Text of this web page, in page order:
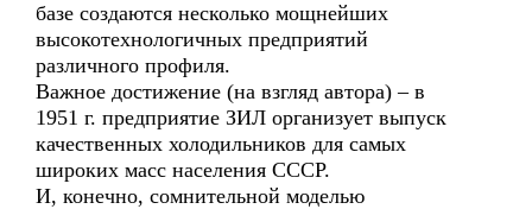
базе создаются несколько мощнейших
высокотехнологичных предприятий
различного профиля.
Важное достижение (на взгляд автора) – в
1951 г. предприятие ЗИЛ организует выпуск
качественных холодильников для самых
широких масс населения СССР.
И, конечно, сомнительной моделью